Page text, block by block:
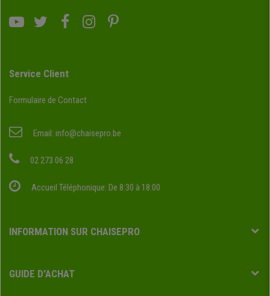
Service Client
Formulaire de Contact
Email: info@chaisepro.be
02 273 06 28
Accueil Téléphonique: De 8:30 à 18:00
INFORMATION SUR CHAISEPRO
GUIDE D'ACHAT